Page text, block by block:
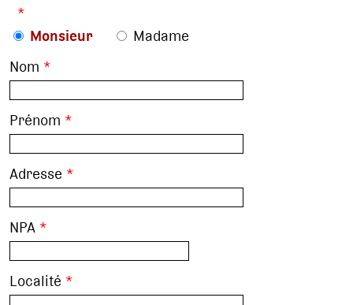
*
Monsieur
Madame
Nom *
Prénom *
Adresse *
NPA *
Localité *